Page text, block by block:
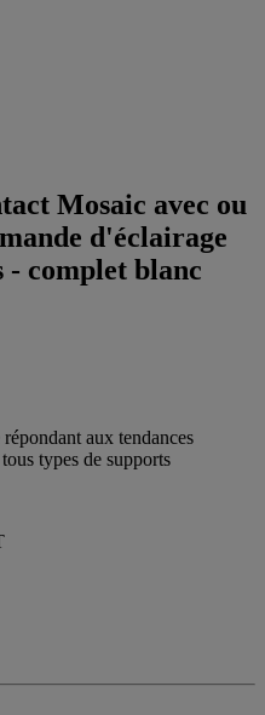
Mosaic avec ou
d'éclairage
- complet blanc
aux tendances
types de supports